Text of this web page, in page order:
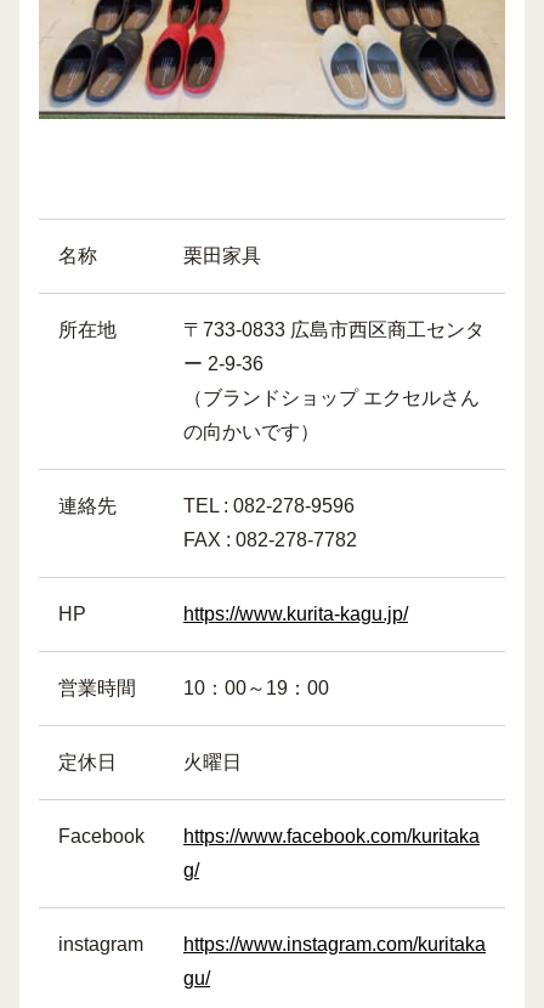
名称 栗田家具
所在地
〒733-0833 広島市西区商工センタ
ー 2-9-36
（ブランドショップ エクセルさん
の向かいです）
連絡先
TEL : 082-278-9596
FAX : 082-278-7782
HP https://www.kurita-kagu.jp/
営業時間 10：00～19：00
定休日 火曜日
Facebook
https://www.facebook.com/kuritaka
g/
instagram
https://www.instagram.com/kuritaka
gu/